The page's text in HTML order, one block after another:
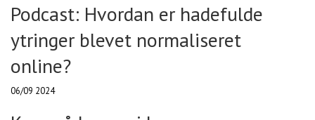
Podcast: Hvordan er hadefulde
ytringer blevet normaliseret
online?
06/09 2024